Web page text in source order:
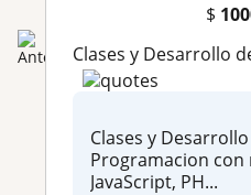
$
Clases y Desarrollo de Proyectos de Programacion
Clases y
Programacion con
JavaScript, PH...